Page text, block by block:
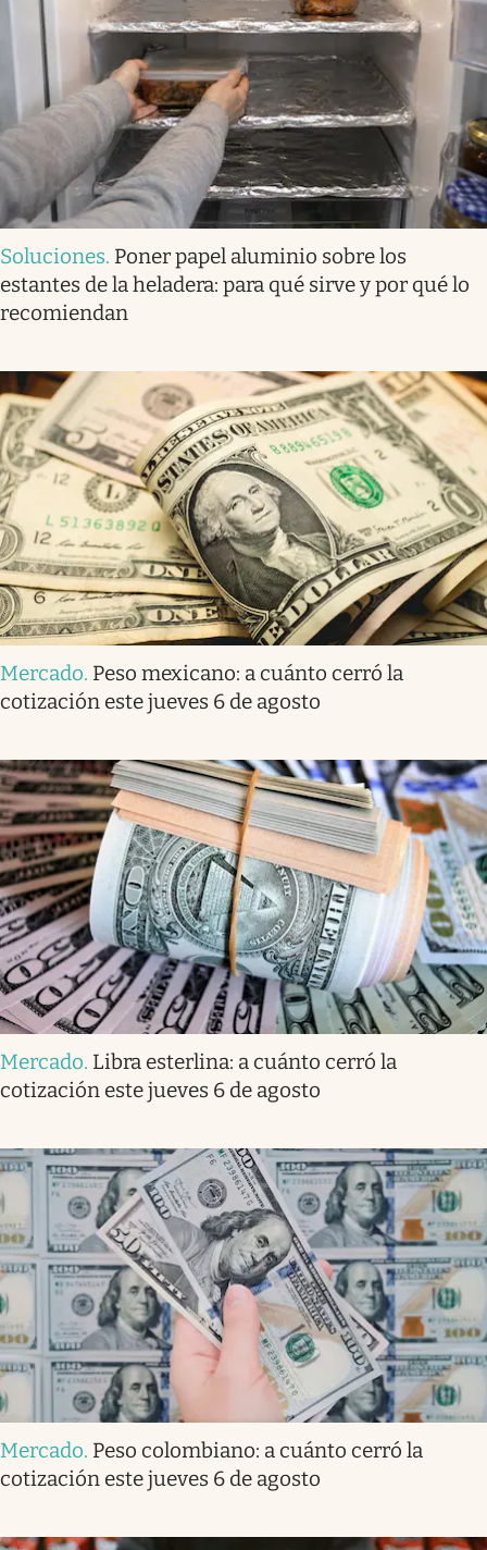
Soluciones. Poner papel aluminio sobre los
estantes de la heladera: para qué sirve y por qué lo
recomiendan
Mercado. Peso mexicano: a cuánto cerró la
cotización este jueves 6 de agosto
Mercado. Libra esterlina: a cuánto cerró la
cotización este jueves 6 de agosto
Mercado. Peso colombiano: a cuánto cerró la
cotización este jueves 6 de agosto